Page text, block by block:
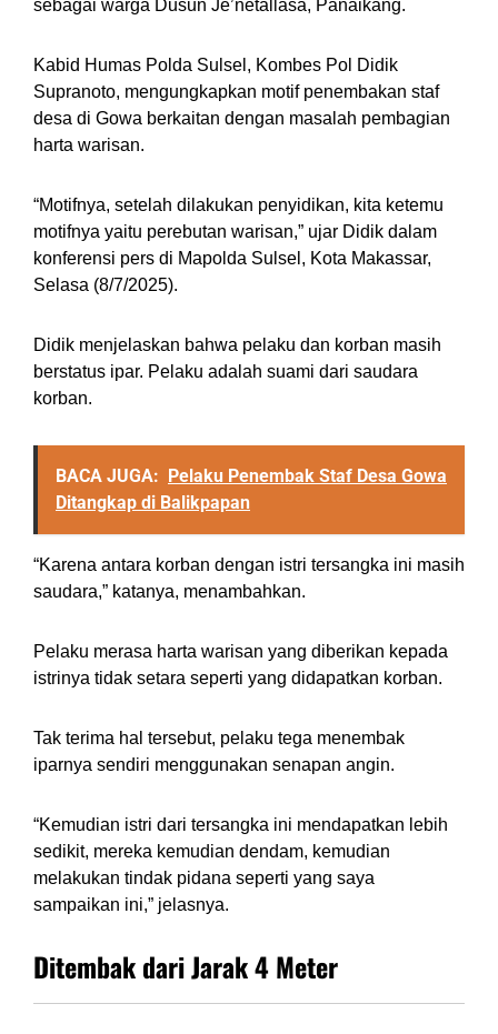
sebagai warga Dusun Je’netallasa, Panaikang.
Kabid Humas Polda Sulsel, Kombes Pol Didik
Supranoto, mengungkapkan motif penembakan staf
desa di Gowa berkaitan dengan masalah pembagian
harta warisan.
“Motifnya, setelah dilakukan penyidikan, kita ketemu
motifnya yaitu perebutan warisan,” ujar Didik dalam
konferensi pers di Mapolda Sulsel, Kota Makassar,
Selasa (8/7/2025).
Didik menjelaskan bahwa pelaku dan korban masih
berstatus ipar. Pelaku adalah suami dari saudara
korban.
BACA JUGA: Pelaku Penembak Staf Desa Gowa
Ditangkap di Balikpapan
“Karena antara korban dengan istri tersangka ini masih
saudara,” katanya, menambahkan.
Pelaku merasa harta warisan yang diberikan kepada
istrinya tidak setara seperti yang didapatkan korban.
Tak terima hal tersebut, pelaku tega menembak
iparnya sendiri menggunakan senapan angin.
“Kemudian istri dari tersangka ini mendapatkan lebih
sedikit, mereka kemudian dendam, kemudian
melakukan tindak pidana seperti yang saya
sampaikan ini,” jelasnya.
Ditembak dari Jarak 4 Meter